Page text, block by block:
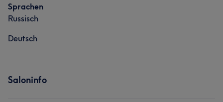
Sprachen
Russisch
Deutsch
Saloninfo